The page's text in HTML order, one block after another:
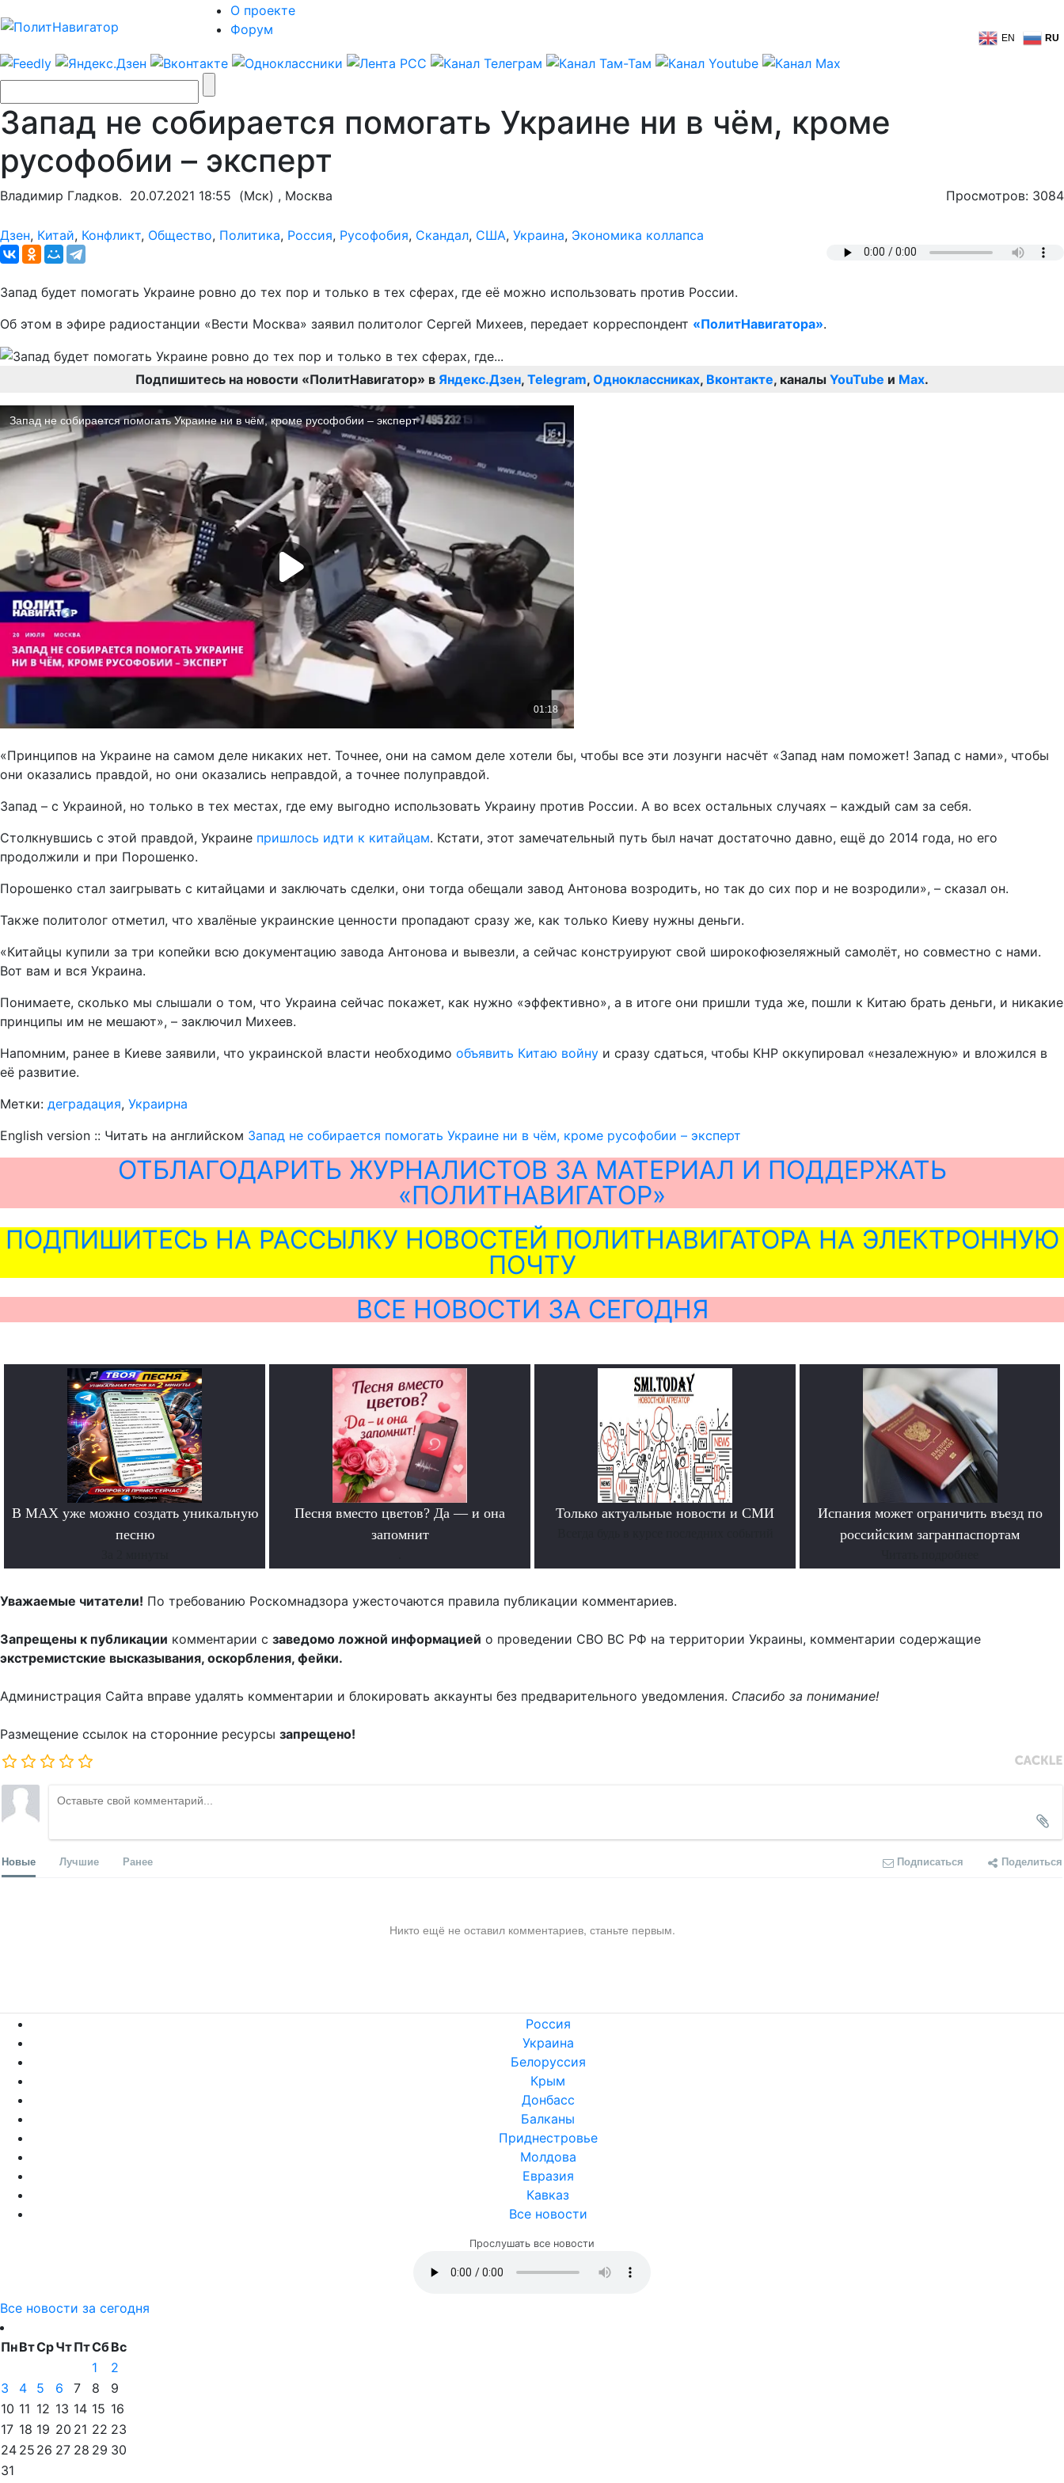
О проекте
Форум
EN RU
Запад не собирается помогать Украине ни в чём, кроме
русофобии – эксперт
Владимир Гладков. 20.07.2021 18:55 (Мск) , Москва Просмотров: 3084
Дзен, Китай, Конфликт, Общество, Политика, Россия, Русофобия, Скандал, США, Украина, Экономика коллапса
Запад будет помогать Украине ровно до тех пор и только в тех сферах, где её можно использовать против России.
Об этом в эфире радиостанции «Вести Москва» заявил политолог Сергей Михеев, передает корреспондент «ПолитНавигатора».
Подпишитесь на новости «ПолитНавигатор» в Яндекс.Дзен, Telegram, Одноклассниках, Вконтакте, каналы YouTube и Max.
«Принципов на Украине на самом деле никаких нет. Точнее, они на самом деле хотели бы, чтобы все эти лозунги насчёт «Запад нам поможет! Запад с нами», чтобы
они оказались правдой, но они оказались неправдой, а точнее полуправдой.
Запад – с Украиной, но только в тех местах, где ему выгодно использовать Украину против России. А во всех остальных случаях – каждый сам за себя.
Столкнувшись с этой правдой, Украине пришлось идти к китайцам. Кстати, этот замечательный путь был начат достаточно давно, ещё до 2014 года, но его
продолжили и при Порошенко.
Порошенко стал заигрывать с китайцами и заключать сделки, они тогда обещали завод Антонова возродить, но так до сих пор и не возродили», – сказал он.
Также политолог отметил, что хвалёные украинские ценности пропадают сразу же, как только Киеву нужны деньги.
«Китайцы купили за три копейки всю документацию завода Антонова и вывезли, а сейчас конструируют свой широкофюзеляжный самолёт, но совместно с нами.
Вот вам и вся Украина.
Понимаете, сколько мы слышали о том, что Украина сейчас покажет, как нужно «эффективно», а в итоге они пришли туда же, пошли к Китаю брать деньги, и никакие
принципы им не мешают», – заключил Михеев.
Напомним, ранее в Киеве заявили, что украинской власти необходимо объявить Китаю войну и сразу сдаться, чтобы КНР оккупировал «незалежную» и вложился в
её развитие.
Метки: деградация, Украирна
English version :: Читать на английском Запад не собирается помогать Украине ни в чём, кроме русофобии – эксперт
ОТБЛАГОДАРИТЬ ЖУРНАЛИСТОВ ЗА МАТЕРИАЛ И ПОДДЕРЖАТЬ
«ПОЛИТНАВИГАТОР»
ПОДПИШИТЕСЬ НА РАССЫЛКУ НОВОСТЕЙ ПОЛИТНАВИГАТОРА НА ЭЛЕКТРОННУЮ
ПОЧТУ
ВСЕ НОВОСТИ ЗА СЕГОДНЯ
В MAX уже можно создать уникальную
песню
Песня вместо цветов? Да — и она
запомнит
Только актуальные новости и СМИ
Испания может ограничить въезд по
российским загранпаспортам
Уважаемые читатели! По требованию Роскомнадзора ужесточаются правила публикации комментариев.
Запрещены к публикации комментарии с заведомо ложной информацией о проведении СВО ВС РФ на территории Украины, комментарии содержащие
экстремистские высказывания, оскорбления, фейки.
Администрация Сайта вправе удалять комментарии и блокировать аккаунты без предварительного уведомления. Спасибо за понимание!
Размещение ссылок на сторонние ресурсы запрещено!
Новые Лучшие Ранее Подписаться Поделиться
Никто ещё не оставил комментариев, станьте первым.
Россия
Украина
Белоруссия
Крым
Донбасс
Балканы
Приднестровье
Молдова
Евразия
Кавказ
Все новости
Прослушать все новости
Все новости за сегодня
ПнВтСрЧтПтСбВс
1
2
3
4 5 6 7 8
9
10 11 12 13 14 15 16
17 18 19 20 21 22 23
24 25 26 27 28 29 30
31